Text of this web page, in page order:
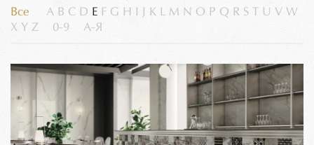
Все A B C D E F G H K L M N O P Q R S U V W
X Y Z 0-9 А-Я